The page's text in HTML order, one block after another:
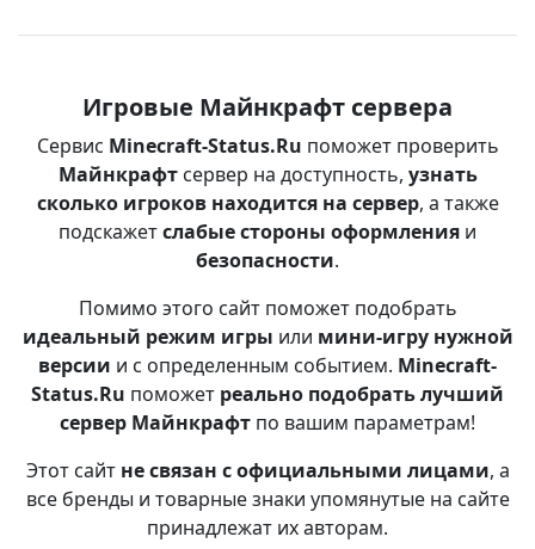
Игровые Майнкрафт сервера
Сервис Minecraft-Status.Ru поможет проверить
Майнкрафтсервер на доступность, узнать
сколько игроков находится на сервер, а также
подскажетслабые стороны оформления и
безопасности.
Помимо этого сайт поможет подобрать
идеальный режим игры или мини-игру нужной
версии и с определенным событием. Minecraft-
Status.Ru поможет реально подобрать лучший
сервер Майнкрафт по вашим параметрам!
Этот сайт не связан с официальными лицами, а
все бренды и товарные знаки упомянутые на сайте
принадлежат их авторам.